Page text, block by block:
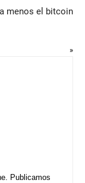
menos el bitcoin
»
Publicamos